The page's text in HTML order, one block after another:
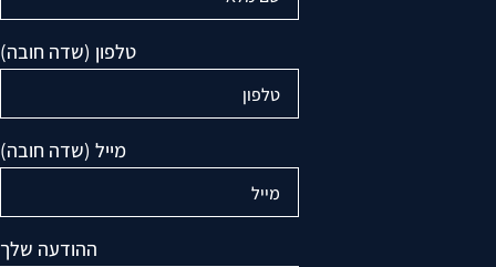
טלפון (שדה חובה)
מייל (שדה חובה)
ההודעה שלך